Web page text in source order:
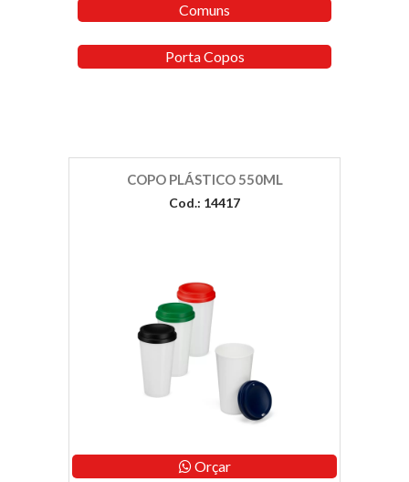
Comuns
Porta Copos
COPO PLÁSTICO 550ML
Cod.: 14417
Orçar